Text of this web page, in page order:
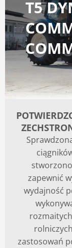
T5
zapewnić
wydajność
zastosowań
Rolnictwo
Kariera
Kontakt
Blog